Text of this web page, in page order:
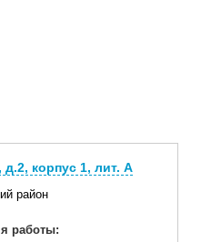
д.2, корпус 1, лит. А
район
работы: